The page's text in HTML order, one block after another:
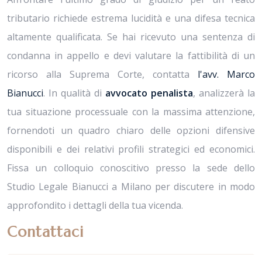
tributario richiede estrema lucidità e una difesa tecnica
altamente qualificata. Se hai ricevuto una sentenza di
condanna in appello e devi valutare la fattibilità di un
ricorso alla Suprema Corte, contatta l'avv. Marco
Bianucci. In qualità di avvocato penalista, analizzerà la
tua situazione processuale con la massima attenzione,
fornendoti un quadro chiaro delle opzioni difensive
disponibili e dei relativi profili strategici ed economici.
Fissa un colloquio conoscitivo presso la sede dello
Studio Legale Bianucci a Milano per discutere in modo
approfondito i dettagli della tua vicenda.
Contattaci